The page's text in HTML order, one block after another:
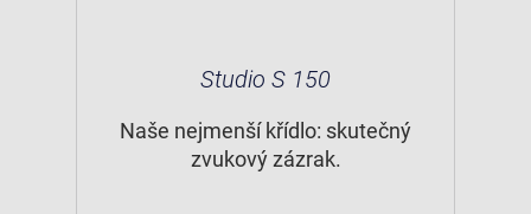
Studio S 150
Naše nejmenší křídlo: skutečný
zvukový zázrak.